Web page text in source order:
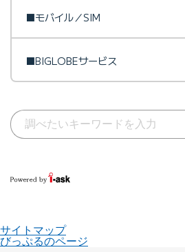
■モバイル／SIM
■BIGLOBEサービス
サイトマップ
びっぷるのページ